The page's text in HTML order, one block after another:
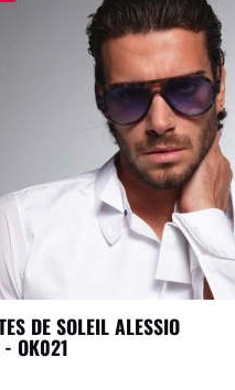
DE SOLEIL ALESSIO
OK021